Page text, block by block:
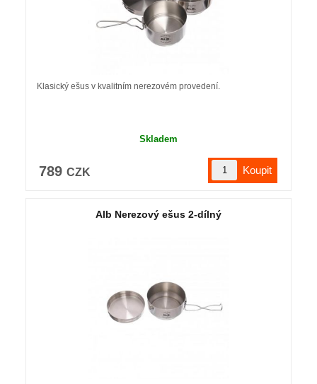
Klasický ešus v kvalitním nerezovém provedení.
Skladem
789 CZK
Alb Nerezový ešus 2-dílný